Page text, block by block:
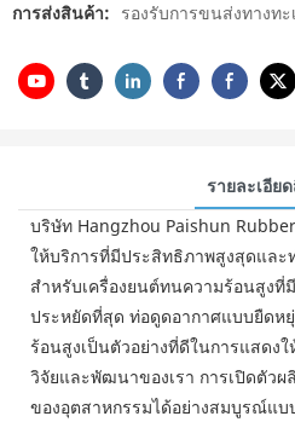
การส่งสินค้า: รองรับการขนส่งทางท
รายละเอีย
บริษัท Hangzhou Paishun
ให้บริการที่มีประสิทธิภาพสูงสุดแล
สำหรับเครื่องยนต์ทนความร้อนสูง
ประหยัดที่สุด ท่อดูดอากาศแบบยืดห
ร้อนสูงเป็นตัวอย่างที่ดีในการแสดง
วิจัยและพัฒนาของเรา การเปิดตั
ของอุตสาหกรรมได้อย่างสมบูรณ์แบ